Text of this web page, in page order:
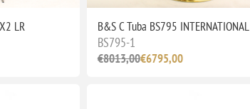
LR B&S C Tuba BS795 INTERNATIONAL
BS795-1
€8013,00€6795,00